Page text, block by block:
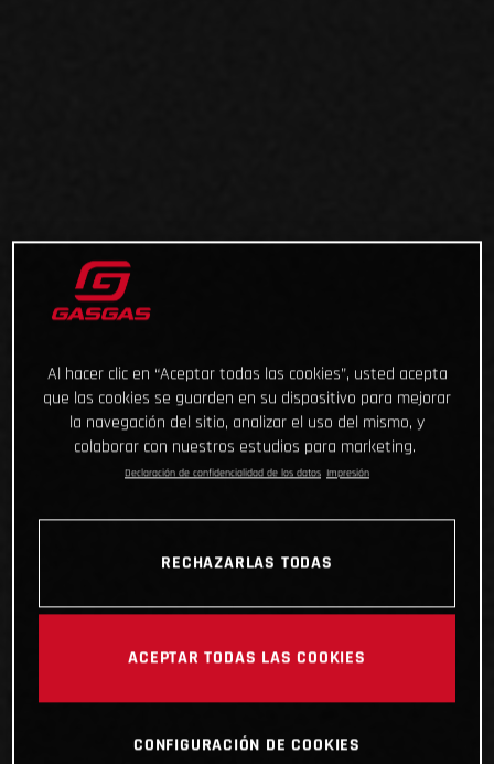
Al hacer clic en “Aceptar todas las cookies”, usted acepta
que las cookies se guarden en su dispositivo para mejorar
la navegación del sitio, analizar el uso del mismo, y
colaborar con nuestros estudios para marketing.
Declaración de confidencialidad de los datos Impresión
RECHAZARLAS TODAS
ACEPTAR TODAS LAS COOKIES
CONFIGURACIÓN DE COOKIES